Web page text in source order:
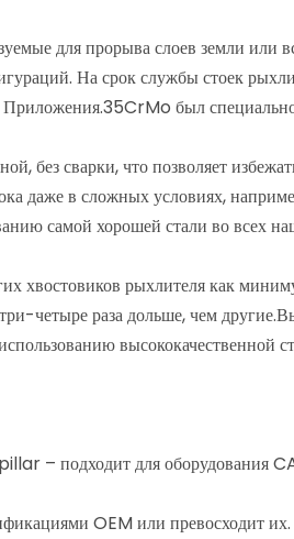
для прорыва слоев земли или
На срок службы стоек
Приложения.35CrMo был
без сварки, что позволяет
даже в сложных условиях,
самой хорошей стали во всех
хвостовиков рыхлителя как
четыре раза дольше, чем
высококачественной
подходит для оборудования
OEM или превосходит их.